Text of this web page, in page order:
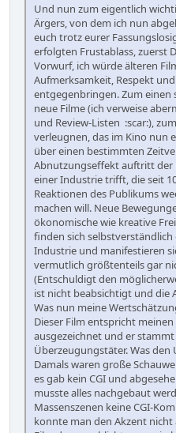
Und nun zum eigentlich
Ärgers, von dem ich nun
euch trotz eurer
erfolgten Frustablass, zuerst
Vorwurf, ich würde älteren
Aufmerksamkeit, Respekt
entgegenbringen. Zum
neue Filme (ich verweise
und Review-Listen :scar:),
verleugnen, das im Kino nun
über einen bestimmten
Abnutzungseffekt auftritt der
einer Industrie trifft, die seit
Reaktionen des Publikums
machen will. Neue
ökonomische wie kreative
finden sich
Industrie und manifestieren
vermutlich größtenteils gar
(Entschuldigt den
ist nicht beabsichtigt und die
Was nun meine
Dieser Film entspricht
ausgezeichnet und er
Überzeugungstäter. Was
Damals waren große
es gab kein CGI und
musste alles nachgebaut
Massenszenen keine CGI-
konnte man den Akzent